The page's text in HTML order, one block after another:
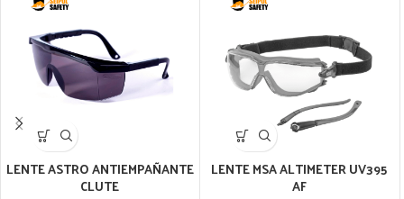
LENTE ASTRO ANTIEMPAÑANTE
CLUTE
LENTE MSA ALTIMETER UV395
AF